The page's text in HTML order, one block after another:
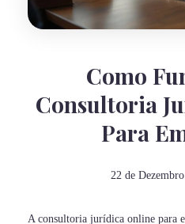
Como
Consultoria
Para
22 de
A consultoria jurídica online para